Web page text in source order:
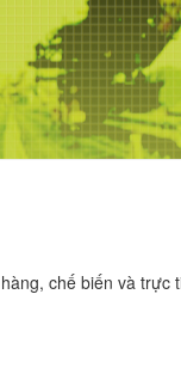
chế biến và trực